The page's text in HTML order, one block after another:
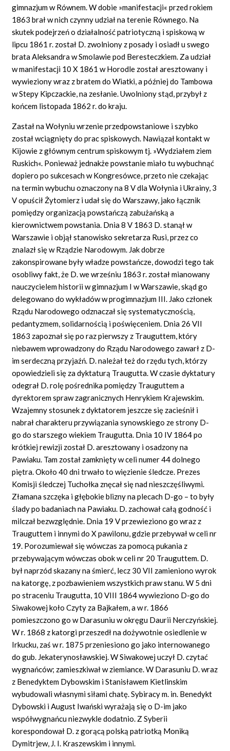
gimnazjum w Równem. W dobie »manifestacji« przed rokiem
1863 brał w nich czynny udział na terenie Równego. Na
skutek podejrzeń o działalność patriotyczną i spiskową w
lipcu 1861 r. został D. zwolniony z posady i osiadł u swego
brata Aleksandra w Smolawie pod Beresteczkiem. Za udział
w manifestacji 10 X 1861 w Horodle został aresztowany i
wywieziony wraz z bratem do Wiatki, a później do Tambowa
w Stepy Kipczackie, na zesłanie. Uwolniony stąd, przybył z
końcem listopada 1862 r. do kraju.
Zastał na Wołyniu wrzenie przedpowstaniowe i szybko
został wciągnięty do prac spiskowych. Nawiązał kontakt w
Kijowie z głównym centrum spiskowym tj. »Wydziałem ziem
Ruskich«. Ponieważ jednakże powstanie miało tu wybuchnąć
dopiero po sukcesach w Kongresówce, przeto nie czekając
na termin wybuchu oznaczony na 8 V dla Wołynia i Ukrainy, 3
V opuścił Żytomierz i udał się do Warszawy, jako łącznik
pomiędzy organizacją powstańczą zabużańską a
kierownictwem powstania. Dnia 8 V 1863 D. stanął w
Warszawie i objął stanowisko sekretarza Rusi, przez co
znalazł się w Rządzie Narodowym. Jak dobrze
zakonspirowane były władze powstańcze, dowodzi tego tak
osobliwy fakt, że D. we wrześniu 1863 r. został mianowany
nauczycielem historii w gimnazjum I w Warszawie, skąd go
delegowano do wykładów w progimnazjum III. Jako członek
Rządu Narodowego odznaczał się systematycznością,
pedantyzmem, solidarnością i poświęceniem. Dnia 26 VII
1863 zapoznał się po raz pierwszy z Trauguttem, który
niebawem wprowadzony do Rządu Narodowego zawarł z D-
im serdeczną przyjaźń. D. należał też do rzędu tych, którzy
opowiedzieli się za dyktaturą Traugutta. W czasie dyktatury
odegrał D. rolę pośrednika pomiędzy Trauguttem a
dyrektorem spraw zagranicznych Henrykiem Krajewskim.
Wzajemny stosunek z dyktatorem jeszcze się zacieśnił i
nabrał charakteru przywiązania synowskiego ze strony D-
go do starszego wiekiem Traugutta. Dnia 10 IV 1864 po
krótkiej rewizji został D. aresztowany i osadzony na
Pawiaku. Tam został zamknięty w celi numer 44 dolnego
piętra. Około 40 dni trwało to więzienie śledcze. Prezes
Komisji śledczej Tuchołka znęcał się nad nieszczęśliwymi.
Złamana szczęka i głębokie blizny na plecach D-go – to były
ślady po badaniach na Pawiaku. D. zachował całą godność i
milczał bezwzględnie. Dnia 19 V przewieziono go wraz z
Trauguttem i innymi do X pawilonu, gdzie przebywał w celi nr
19. Porozumiewał się wówczas za pomocą pukania z
przebywającym wówczas obok w celi nr 20 Trauguttem. D.
był naprzód skazany na śmierć, lecz 30 VII zamieniono wyrok
na katorgę, z pozbawieniem wszystkich praw stanu. W 5 dni
po straceniu Traugutta, 10 VIII 1864 wywieziono D-go do
Siwakowej koło Czyty za Bajkałem, a w r. 1866
pomieszczono go w Darasuniu w okręgu Daurii Nerczyńskiej.
W r. 1868 z katorgi przeszedł na dożywotnie osiedlenie w
Irkucku, zaś w r. 1875 przeniesiono go jako internowanego
do gub. Jekaterynosławskiej. W Siwakowej uczył D. czytać
wygnańców; zamieszkiwał w ziemiance. W Darasuniu D. wraz
z Benedyktem Dybowskim i Stanisławem Kietlinskim
wybudowali własnymi siłami chatę. Sybiracy m. in. Benedykt
Dybowski i August Iwański wyrażają się o D-im jako
współwygnańcu niezwykle dodatnio. Z Syberii
korespondował D. z gorącą polską patriotką Moniką
Dymitrjew, J. I. Kraszewskim i innymi.